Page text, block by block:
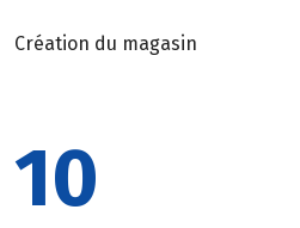
Création du magasin
10